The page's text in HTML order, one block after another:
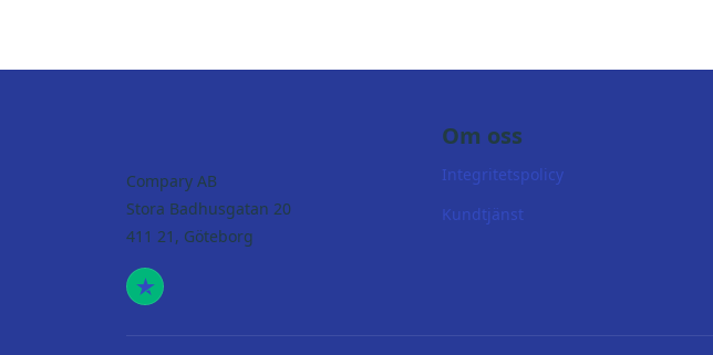
Compary AB
Stora Badhusgatan 20
411 21, Göteborg
Om oss
Integritetspolicy
Kundtjänst